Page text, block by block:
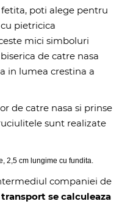
fetita, poti alege pentru
pietricica
mici simboluri
de catre nasa
in lumea crestina a
de catre nasa si prinse
sunt realizate
2,5 cm lungime cu fundita.
companiei de
se calculeaza